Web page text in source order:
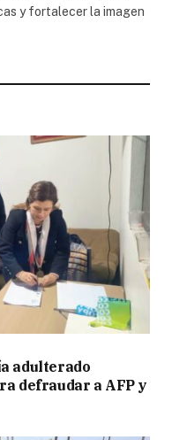
y fortalecer la imagen
adulterado
defraudar a AFP y